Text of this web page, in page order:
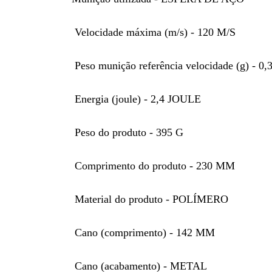
Velocidade máxima (m/s) - 120 M/S
Peso munição referência velocidade (g) -
Energia (joule) - 2,4 JOULE
Peso do produto - 395 G
Comprimento do produto - 230 MM
Material do produto - POLÍMERO
Cano (comprimento) - 142 MM
Cano (acabamento) - METAL